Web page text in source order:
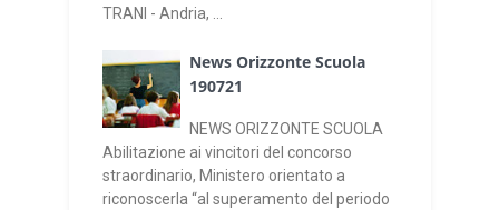
TRANI - Andria, ...
News Orizzonte Scuola
190721
NEWS ORIZZONTE SCUOLA
Abilitazione ai vincitori del concorso
straordinario, Ministero orientato a
riconoscerla “al superamento del periodo